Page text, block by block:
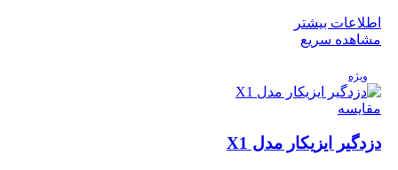
اطلاعات بیشتر
مشاهده سریع
ویژه
مقایسه
دزدگیر ایزیکار مدل X1